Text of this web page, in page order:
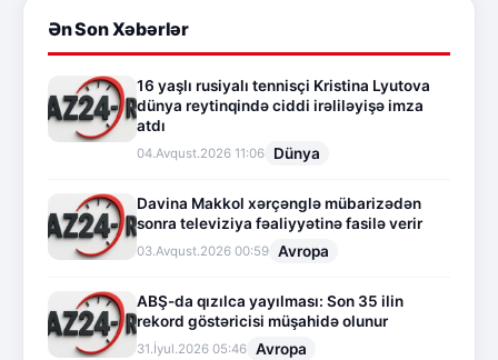
Ən Son Xəbərlər
16 yaşlı rusiyalı tennisçi Kristina Lyutova
dünya reytinqində ciddi irəliləyişə imza
atdı
04.Avqust.2026 11:06 Dünya
Davina Makkol xərçənglə mübarizədən
sonra televiziya fəaliyyətinə fasilə verir
03.Avqust.2026 00:59 Avropa
ABŞ-da qızılca yayılması: Son 35 ilin
rekord göstəricisi müşahidə olunur
31.İyul.2026 05:46 Avropa